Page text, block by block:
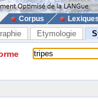
Corpus
Etymologie